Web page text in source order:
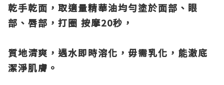
乾手乾面，取適量精華油均勻塗於面部、眼
部、唇部，打圈 按摩20秒，
質地清爽，遇水即時溶化，毋需乳化，能澈底
潔淨肌膚。